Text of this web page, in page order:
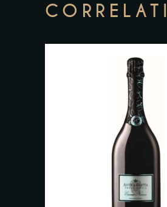
CORRELATI